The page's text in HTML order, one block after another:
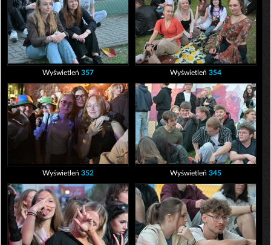
Wyświetleń 357 Wyświetleń 354
Wyświetleń 352 Wyświetleń 345